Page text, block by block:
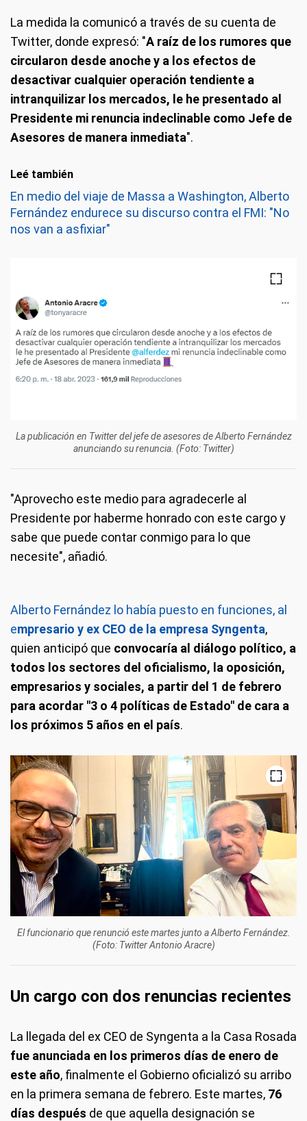
La medida la comunicó a través de su cuenta de
Twitter, donde expresó: "A raíz de los rumores que
circularon desde anoche y a los efectos de
desactivar cualquier operación tendiente a
intranquilizar los mercados, le he presentado al
Presidente mi renuncia indeclinable como Jefe de
Asesores de manera inmediata".
Leé también
En medio del viaje de Massa a Washington, Alberto
Fernández endurece su discurso contra el FMI: "No
nos van a asfixiar"
La publicación en Twitter del jefe de asesores de Alberto Fernández
anunciando su renuncia. (Foto: Twitter)
"Aprovecho este medio para agradecerle al
Presidente por haberme honrado con este cargo y
sabe que puede contar conmigo para lo que
necesite", añadió.
Alberto Fernández lo había puesto en funciones, al
empresario y ex CEO de la empresa Syngenta,
quien anticipó que convocaría al diálogo político, a
todos los sectores del oficialismo, la oposición,
empresarios y sociales, a partir del 1 de febrero
para acordar "3 o 4 políticas de Estado" de cara a
los próximos 5 años en el país.
El funcionario que renunció este martes junto a Alberto Fernández.
(Foto: Twitter Antonio Aracre)
Un cargo con dos renuncias recientes
La llegada del ex CEO de Syngenta a la Casa Rosada
fue anunciada en los primeros días de enero de
este año, finalmente el Gobierno oficializó su arribo
en la primera semana de febrero. Este martes, 76
días después de que aquella designación se